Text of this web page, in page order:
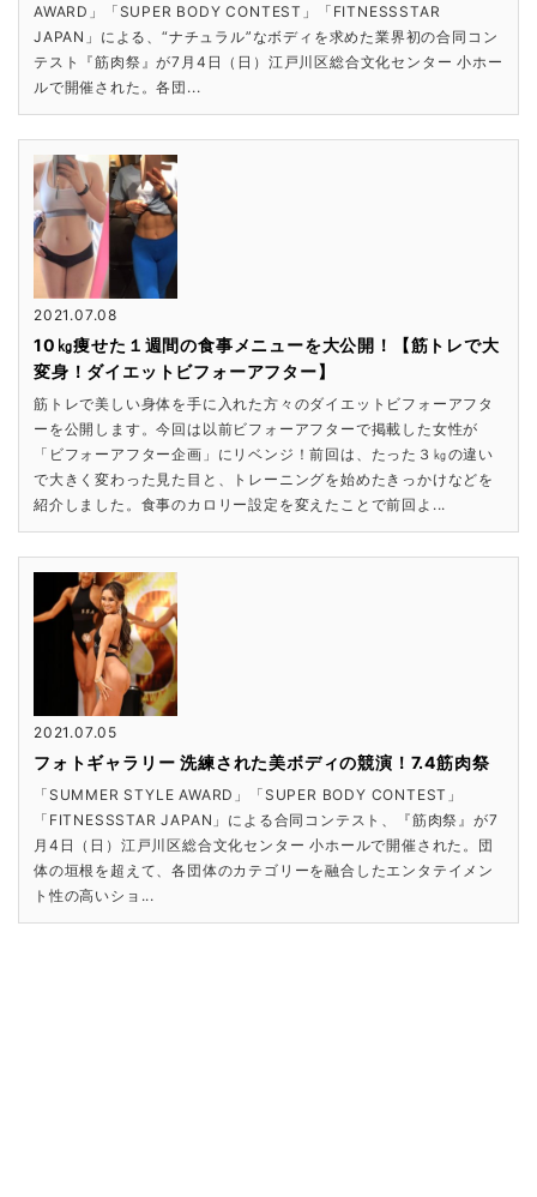
AWARD」「SUPER BODY CONTEST」「FITNESSSTAR
JAPAN」による、“ナチュラル”なボディを求めた業界初の合同コン
テスト『筋肉祭』が7月4日（日）江戸川区総合文化センター 小ホー
ルで開催された。各団...
2021.07.08
10㎏痩せた１週間の食事メニューを大公開！【筋トレで大
変身！ダイエットビフォーアフター】
筋トレで美しい身体を手に入れた方々のダイエットビフォーアフタ
ーを公開します。今回は以前ビフォーアフターで掲載した女性が
「ビフォーアフター企画」にリベンジ！前回は、たった３㎏の違い
で大きく変わった見た目と、トレーニングを始めたきっかけなどを
紹介しました。食事のカロリー設定を変えたことで前回よ...
2021.07.05
フォトギャラリー 洗練された美ボディの競演！7.4筋肉祭
「SUMMER STYLE AWARD」「SUPER BODY CONTEST」
「FITNESSSTAR JAPAN」による合同コンテスト、『筋肉祭』が7
月4日（日）江戸川区総合文化センター 小ホールで開催された。団
体の垣根を超えて、各団体のカテゴリーを融合したエンタテイメン
ト性の高いショ...